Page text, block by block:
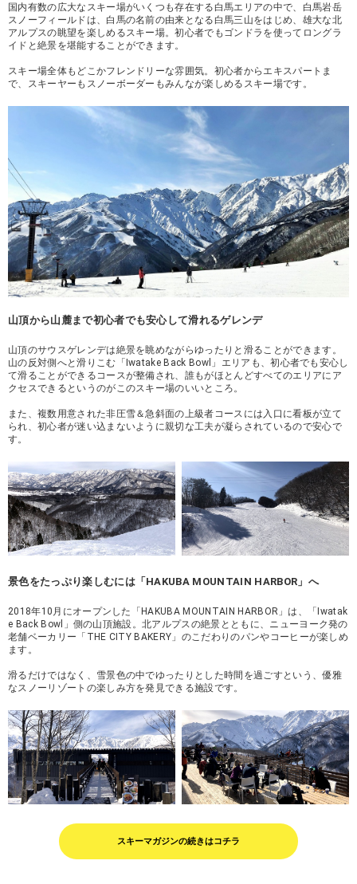
国内有数の広大なスキー場がいくつも存在する白馬エリアの中で、白馬岩岳
スノーフィールドは、白馬の名前の由来となる白馬三山をはじめ、雄大な北
アルプスの眺望を楽しめるスキー場。初心者でもゴンドラを使ってロングラ
イドと絶景を堪能することができます。
スキー場全体もどこかフレンドリーな雰囲気。初心者からエキスパートま
で、スキーヤーもスノーボーダーもみんなが楽しめるスキー場です。
山頂から山麓まで初心者でも安心して滑れるゲレンデ
山頂のサウスゲレンデは絶景を眺めながらゆったりと滑ることができます。
山の反対側へと滑りこむ「Iwatake Back Bowl」エリアも、初心者でも安心し
て滑ることができるコースが整備され、誰もがほとんどすべてのエリアにア
クセスできるというのがこのスキー場のいいところ。
また、複数用意された非圧雪＆急斜面の上級者コースには入口に看板が立て
られ、初心者が迷い込まないように親切な工夫が凝らされているので安心で
す。
景色をたっぷり楽しむには「HAKUBA MOUNTAIN HARBOR」へ
2018年10月にオープンした「HAKUBA MOUNTAIN HARBOR」は、「Iwatak
e Back Bowl」側の山頂施設。北アルプスの絶景とともに、ニューヨーク発の
老舗ベーカリー「THE CITY BAKERY」のこだわりのパンやコーヒーが楽しめ
ます。
滑るだけではなく、雪景色の中でゆったりとした時間を過ごすという、優雅
なスノーリゾートの楽しみ方を発見できる施設です。
スキーマガジンの続きはコチラ